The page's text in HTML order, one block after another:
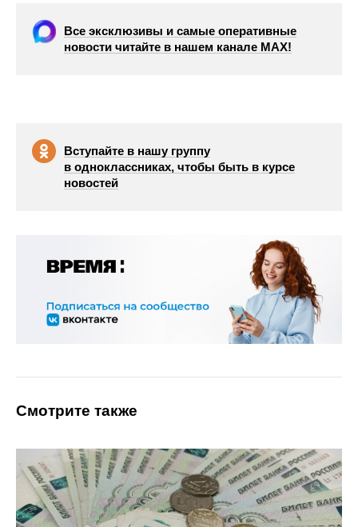
Все эксклюзивы и самые оперативные
новости читайте в нашем канале МАХ!
Вступайте в нашу группу
в одноклассниках, чтобы быть в курсе
новостей
Смотрите также